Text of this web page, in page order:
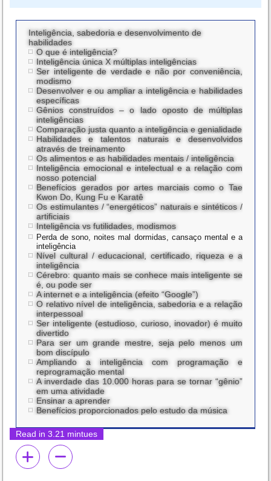
Inteligência, sabedoria e desenvolvimento de
habilidades
O que é inteligência?
Inteligência única X múltiplas inteligências
Ser inteligente de verdade e não por conveniência,
modismo
Desenvolver e ou ampliar a inteligência e habilidades
específicas
Gênios construídos – o lado oposto de múltiplas
inteligências
Comparação justa quanto a inteligência e genialidade
Habilidades e talentos naturais e desenvolvidos
através de treinamento
Os alimentos e as habilidades mentais / inteligência
Inteligência emocional e intelectual e a relação com
nosso potencial
Benefícios gerados por artes marciais como o Tae
Kwon Do, Kung Fu e Karatê
Os estimulantes / “energéticos” naturais e sintéticos /
artificiais
Inteligência vs futilidades, modismos
Perda de sono, noites mal dormidas, cansaço mental e a
inteligência
Nível cultural / educacional, certificado, riqueza e a
inteligência
Cérebro: quanto mais se conhece mais inteligente se
é, ou pode ser
A internet e a inteligência (efeito “Google”)
O relativo nível de inteligência, sabedoria e a relação
interpessoal
Ser inteligente (estudioso, curioso, inovador) é muito
divertido
Para ser um grande mestre, seja pelo menos um
bom discípulo
Ampliando a inteligência com programação e
reprogramação mental
A inverdade das 10.000 horas para se tornar “gênio”
em uma atividade
Ensinar a aprender
Benefícios proporcionados pelo estudo da música
Read in 3.21 mintues